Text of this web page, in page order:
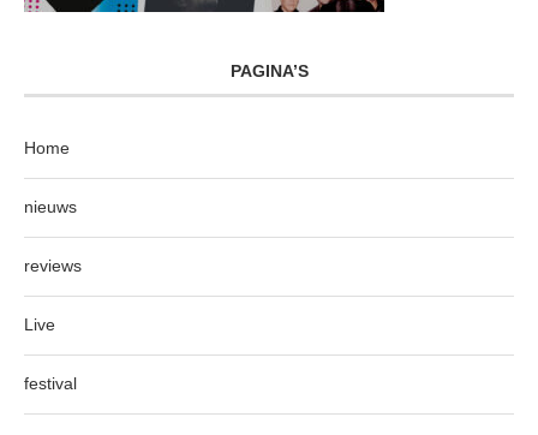
PAGINA’S
Home
nieuws
reviews
Live
festival